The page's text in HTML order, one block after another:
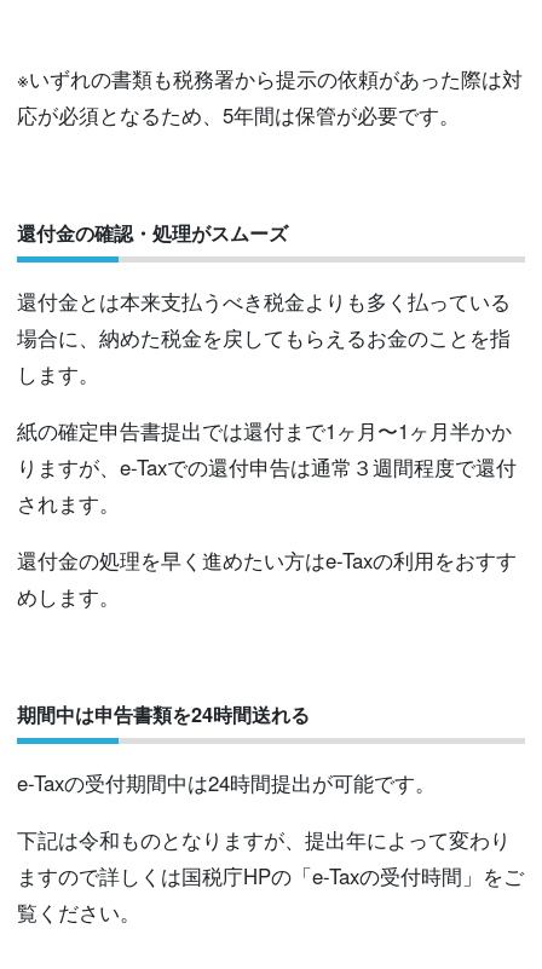
※いずれの書類も税務署から提示の依頼があった際は対
応が必須となるため、5年間は保管が必要です。
還付金の確認・処理がスムーズ
還付金とは本来支払うべき税金よりも多く払っている
場合に、納めた税金を戻してもらえるお金のことを指
します。
紙の確定申告書提出では還付まで1ヶ月〜1ヶ月半かか
りますが、e-Taxでの還付申告は通常３週間程度で還付
されます。
還付金の処理を早く進めたい方はe-Taxの利用をおすす
めします。
期間中は申告書類を24時間送れる
e-Taxの受付期間中は24時間提出が可能です。
下記は令和ものとなりますが、提出年によって変わり
ますので詳しくは国税庁HPの「e-Taxの受付時間」をご
覧ください。